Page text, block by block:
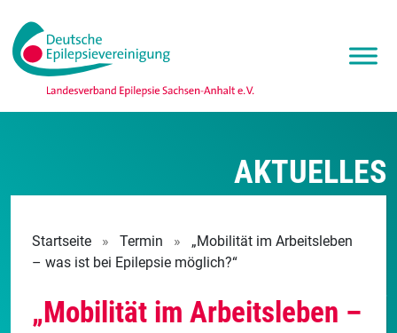
AKTUELLES
Startseite » Termin »
„Mobilität im Arbeitsleben
– was ist bei Epilepsie möglich?“
„Mobilität im Arbeitsleben –